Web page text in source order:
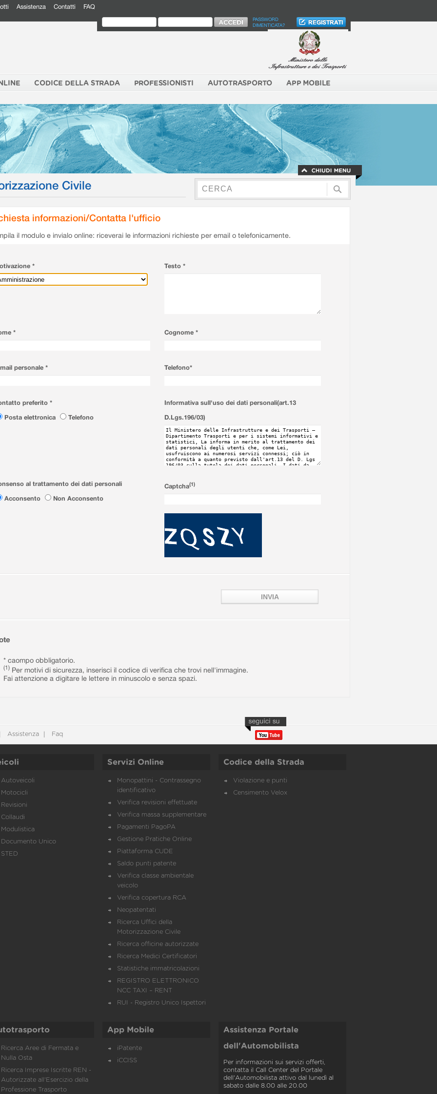
Assistenza Contatti FAQ
PASSWORD
DIMENTICATA?
CODICE DELLA STRADA PROFESSIONISTI AUTOTRASPORTO APP MOBILE
Civile
informazioni/Contatta l'ufficio
il modulo e invialo online: riceverai le informazioni richieste per email o telefonicamente.
* Testo *
* Cognome *
personale * Telefono*
preferito *
Posta elettronica
Telefono
Informativa sull'uso dei dati personali(art.13
D.Lgs.196/03)
al trattamento dei dati personali
Acconsento
Non Acconsento
Captcha(1)
* caompo obbligatorio.
(1) Per motivi di sicurezza, inserisci il codice di verifica che trovi nell'immagine.
Fai attenzione a digitare le lettere in minuscolo e senza spazi.
Assistenza Faq
Autoveicoli
Motocicli
Revisioni
Collaudi
Modulistica
Documento Unico
STED
Servizi Online
Monopattini - Contrassegno
identificativo
Verifica revisioni effettuate
Verifica massa supplementare
Pagamenti PagoPA
Gestione Pratiche Online
Piattaforma CUDE
Saldo punti patente
Verifica classe ambientale
veicolo
Verifica copertura RCA
Neopatentati
Ricerca Uffici della
Motorizzazione Civile
Ricerca officine autorizzate
Ricerca Medici Certificatori
Statistiche immatricolazioni
REGISTRO ELETTRONICO
NCC TAXI – RENT
RUI - Registro Unico Ispettori
Codice della Strada
Violazione e punti
Censimento Velox
Ricerca Aree di Fermata e
Nulla Osta
Ricerca Imprese Iscritte REN -
Autorizzate all'Esercizio della
Professione Trasporto
App Mobile
iPatente
iCCISS
Assistenza Portale
dell'Automobilista
Per informazioni sui servizi offerti,
contatta il Call Center del Portale
dell'Automobilista attivo dal lunedì al
sabato dalle 8.00 alle 20.00